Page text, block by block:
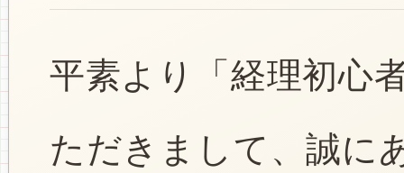
平素より「経理初心
ただきまして、誠に